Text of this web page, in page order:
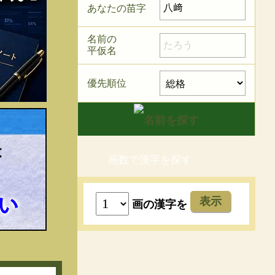
あなたの苗字
名前の
平仮名
優先順位
画数で漢字を探す
画の漢字を 表示